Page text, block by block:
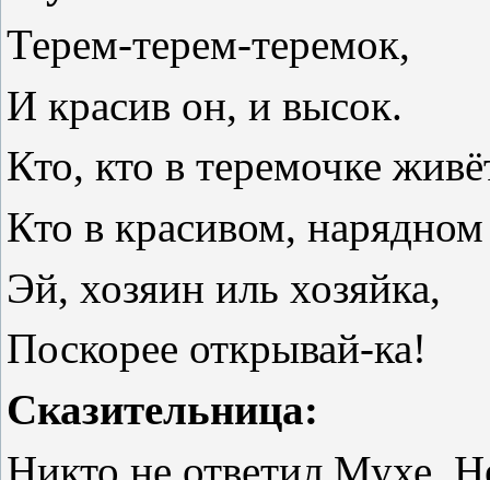
Терем-терем-теремок,
И красив он, и высок.
Кто, кто в теремочке
Кто в красивом,
Эй, хозяин иль хозяйка,
Поскорее открывай-ка!
Сказительница:
Никто не ответил Мухе.